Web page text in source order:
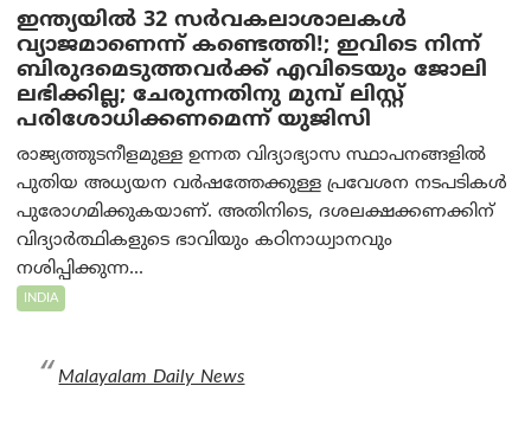
ഇന്ത്യയില്‍ 32 സർവകലാശാലകൾ
വ്യാജമാണെന്ന് കണ്ടെത്തി!; ഇവിടെ നിന്ന്
ബിരുദമെടുത്തവര്‍ക്ക് എവിടെയും ജോലി
ലഭിക്കില്ല; ചേരുന്നതിനു മുമ്പ് ലിസ്റ്റ്
പരിശോധിക്കണമെന്ന് യുജിസി
രാജ്യത്തുടനീളമുള്ള ഉന്നത വിദ്യാഭ്യാസ സ്ഥാപനങ്ങളിൽ
പുതിയ അധ്യയന വർഷത്തേക്കുള്ള പ്രവേശന നടപടികൾ
പുരോഗമിക്കുകയാണ്. അതിനിടെ, ദശലക്ഷക്കണക്കിന്
വിദ്യാർത്ഥികളുടെ ഭാവിയും കഠിനാധ്വാനവും
നശിപ്പിക്കുന്ന...
INDIA
Malayalam Daily News